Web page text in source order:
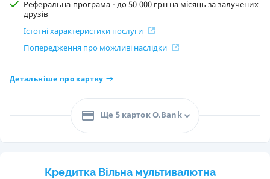
Реферальна програма - до 50 000 грн на місяць за залучених
друзів
Істотні характеристики послуги
Попередження про можливі наслідки
Детальніше про картку
Ще 5 карток O.Bank
Кредитка Вільна мультивалютна